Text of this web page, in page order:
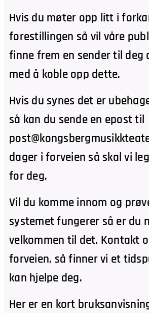
Hvis du møter opp litt i
forestillingen så vil våre
finne frem en sender til deg
med å koble opp dette.
Hvis du synes det er
så kan du sende en epost til
dager i forveien så skal vi
for deg.
Vil du komme innom og
systemet fungerer så er du
velkommen til det. Kontakt
forveien, så finner vi et
kan hjelpe deg.
Her er en kort